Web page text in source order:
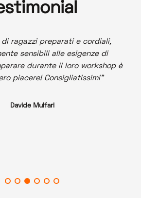
ragazzi preparati e cordiali,
sensibili alle esigenze di
durante il loro workshop è
piacere! Consigliatissimi
Davide Mulfari